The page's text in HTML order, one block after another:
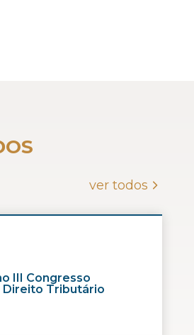
ver todos
III Congresso
Direito Tributário